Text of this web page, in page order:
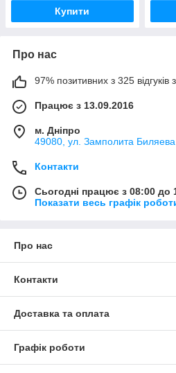
Купити
Про нас
97% позитивних з 325 відгуків
Працює з 13.09.2016
м. Дніпро
49080, ул. Замполита Биляева
Контакти
Сьогодні працює з 08:00 до
Показати весь графік
Про нас
Контакти
Доставка та оплата
Графік роботи